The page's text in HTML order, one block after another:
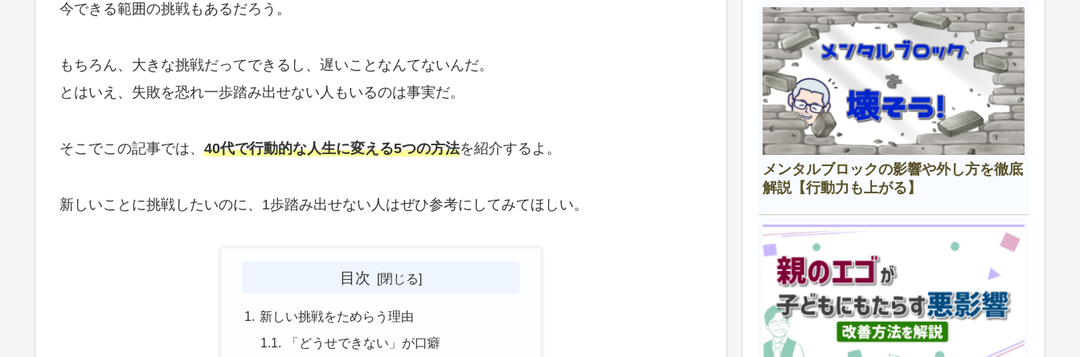
今できる範囲の挑戦もあるだろう。
もちろん、大きな挑戦だってできるし、遅いことなんてないんだ。
とはいえ、失敗を恐れ一歩踏み出せない人もいるのは事実だ。
そこでこの記事では、 40代で行動的な人生に変える5つの方法を紹介するよ。
新しいことに挑戦したいのに、1歩踏み出せない人はぜひ参考にしてみてほしい。
目次
新しい挑戦をためらう理由
「どうせできない」が口癖
メンタルブロックの影響や外し方を徹底
解説【行動力も上がる】